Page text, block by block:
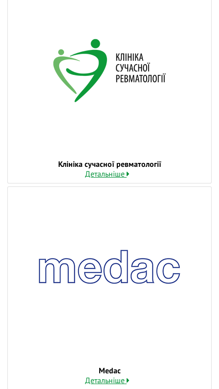
❓ Поставте питання на тему вебінару лекторам у
коментарях і ми відповімо на них у ході трансляції.
👍 Долучайтеся до діалогу, задавайте питання та
висловлюйте власну думку - зробіть навчання
Клініка сучасної ревматології
Детальніше
Мedac
Детальніше